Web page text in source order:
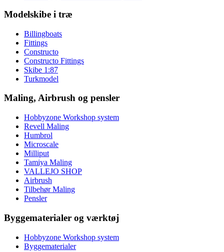
Modelskibe i træ
Billingboats
Fittings
Constructo
Constructo Fittings
Skibe 1:87
Turkmodel
Maling, Airbrush og pensler
Hobbyzone Workshop system
Revell Maling
Humbrol
Microscale
Milliput
Tamiya Maling
VALLEJO SHOP
Airbrush
Tilbehør Maling
Pensler
Byggematerialer og værktøj
Hobbyzone Workshop system
Byggematerialer